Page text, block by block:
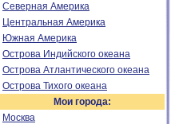
Северная Америка
Центральная Америка
Южная Америка
Острова Индийского океана
Острова Атлантического океана
Острова Тихого океана
Мои города:
Москва